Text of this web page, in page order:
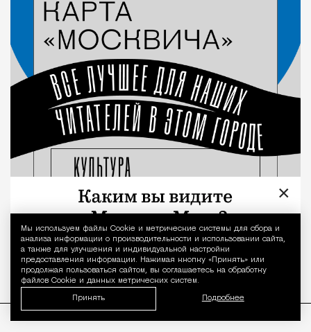
Уведомление
Мы используем файлы Сookie и метрические системы для сбора и
анализа информации о производительности и использовании сайта,
а также для улучшения и индивидуальной настройки
предоставления информации. Нажимая кнопку «Принять» или
продолжая пользоваться сайтом, вы соглашаетесь на обработку
файлов Cookie и данных метрических систем.
Принять Подробнее
×